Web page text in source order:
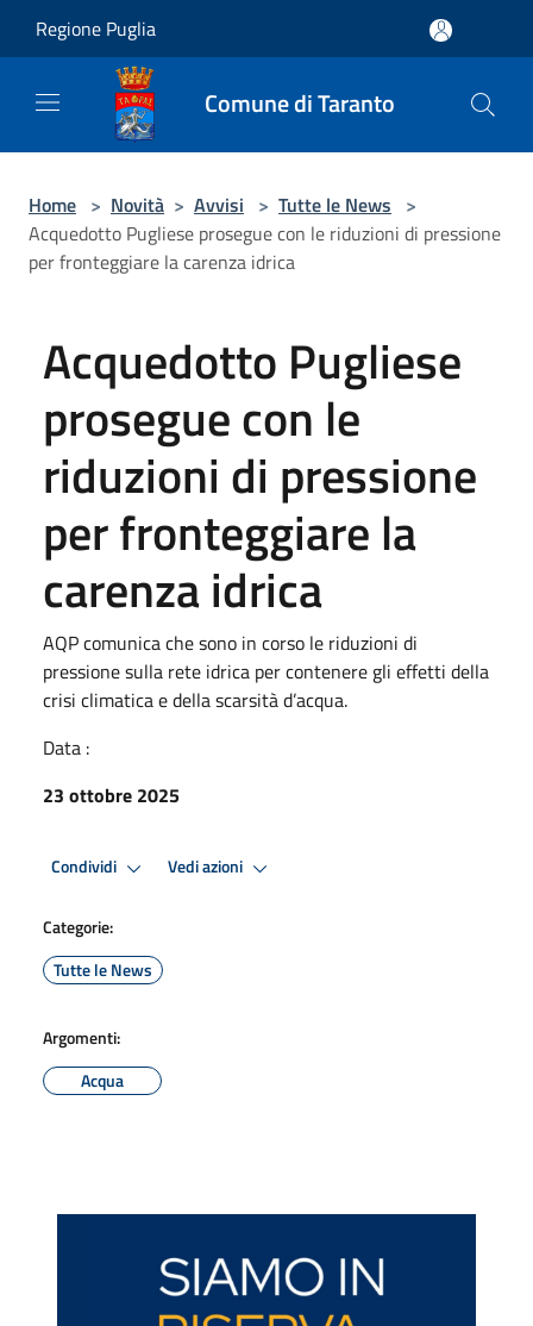
Regione Puglia
Comune di Taranto
Home > Novità > Avvisi > Tutte le News >
Acquedotto Pugliese prosegue con le riduzioni di pressione
per fronteggiare la carenza idrica
Acquedotto Pugliese
prosegue con le
riduzioni di pressione
per fronteggiare la
carenza idrica
AQP comunica che sono in corso le riduzioni di
pressione sulla rete idrica per contenere gli effetti della
crisi climatica e della scarsità d’acqua.
Data :
23 ottobre 2025
Condividi Vedi azioni
Categorie:
Tutte le News
Argomenti:
Acqua